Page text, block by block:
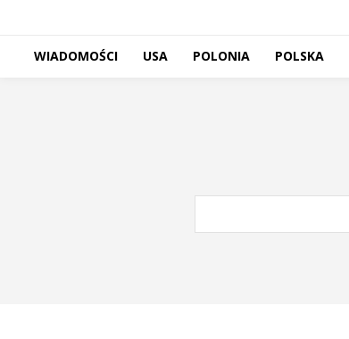
WIADOMOŚCI USA POLONIA POLSKA